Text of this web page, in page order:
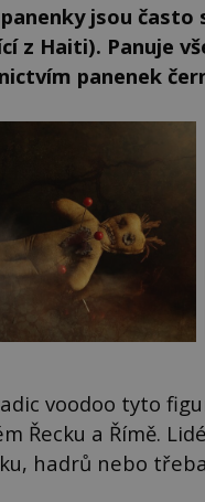
jsou
z Haiti). Panuje
panenek
voodoo tyto
Řecku a Římě.
hadrů nebo